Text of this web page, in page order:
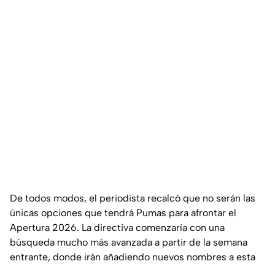
De todos modos, el periodista recalcó que no serán las
únicas opciones que tendrá Pumas para afrontar el
Apertura 2026. La directiva comenzaría con una
búsqueda mucho más avanzada a partir de la semana
entrante, donde irán añadiendo nuevos nombres a esta